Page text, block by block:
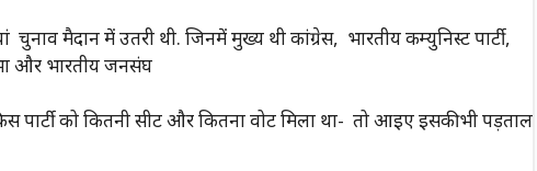
चुनाव मैदान में उतरी थी. जिनमें मुख्य थी कांग्रेस, भारतीय कम्युनिस्ट पार्टी,
और भारतीय जनसंघ
को कितनी सीट और कितना वोट मिला था- तो आइए इसकी भी पड़ताल